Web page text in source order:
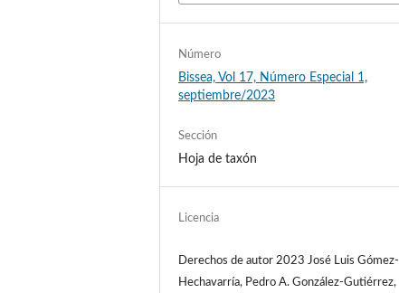
Número
Bissea, Vol 17, Número Especial 1,
septiembre/2023
Sección
Hoja de taxón
Licencia
Derechos de autor 2023 José Luis Gómez-
Hechavarría, Pedro A. González-Gutiérrez,